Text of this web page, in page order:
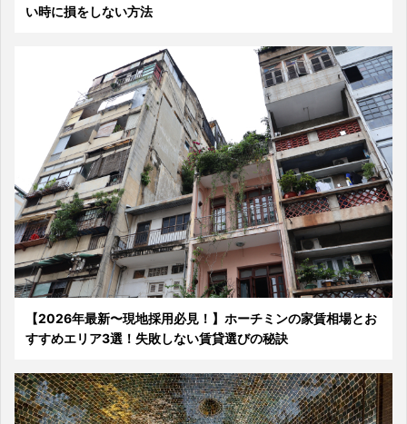
い時に損をしない方法
【2026年最新〜現地採用必見！】ホーチミンの家賃相場とお
すすめエリア3選！失敗しない賃貸選びの秘訣